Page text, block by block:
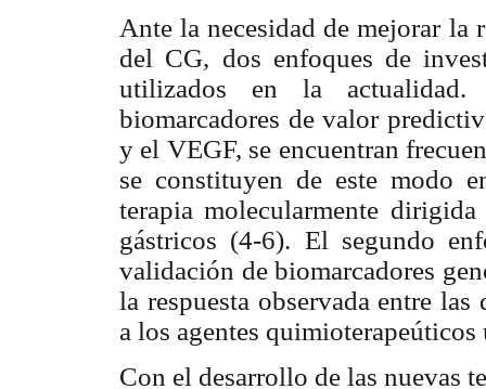
Ante la necesidad de mejorar la
del CG, dos enfoques de
utilizados en la
biomarcadores de valor
y el VEGF, se encuentran
se constituyen de este modo
terapia molecularmente
gástricos (4-6). El segundo
validación de biomarcadores
la respuesta observada entre
a los agentes
Con el desarrollo de las nuevas